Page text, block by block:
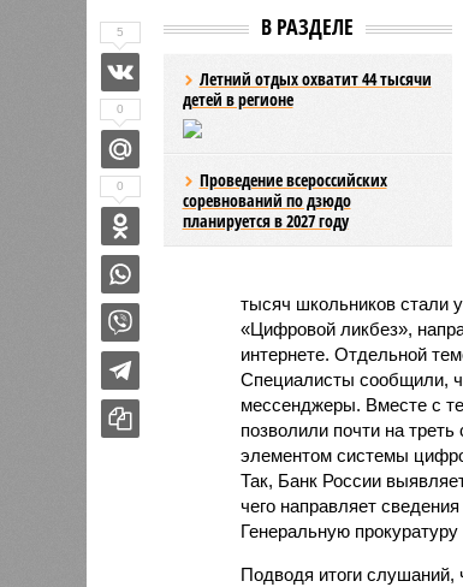
В РАЗДЕЛЕ
Летний отдых охватит 44 тысячи
детей в регионе
Проведение всероссийских
соревнований по дзюдо
планируется в 2027 году
тысяч школьников стали
«Цифровой ликбез»,
интернете. Отдельной
Специалисты сообщили,
мессенджеры. Вместе с
позволили почти на
элементом системы
Так, Банк России
чего направляет
Генеральную
Подводя итоги
5
0
0